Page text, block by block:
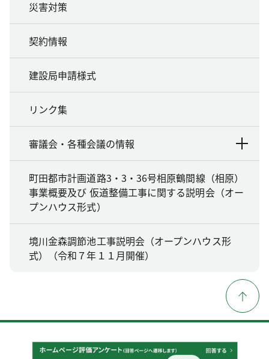
災害対策
契約情報
建設局申請様式
リンク集
審議会・各種会議の情報
町田都市計画道路3・3・36号相原鶴間線（相原）
事業概要及び 仮道整備工事に関する説明会（オー
プンハウス形式）
境川金森調節池工事説明会（オープンハウス形
式）（令和７年１１月開催）